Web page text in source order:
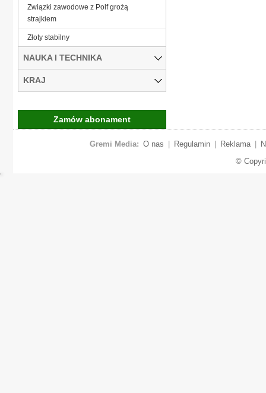
Związki zawodowe z Polf grożą
strajkiem
Złoty stabilny
NAUKA I TECHNIKA
KRAJ
Zamów abonament
Gremi Media: O nas Regulamin Reklama
©